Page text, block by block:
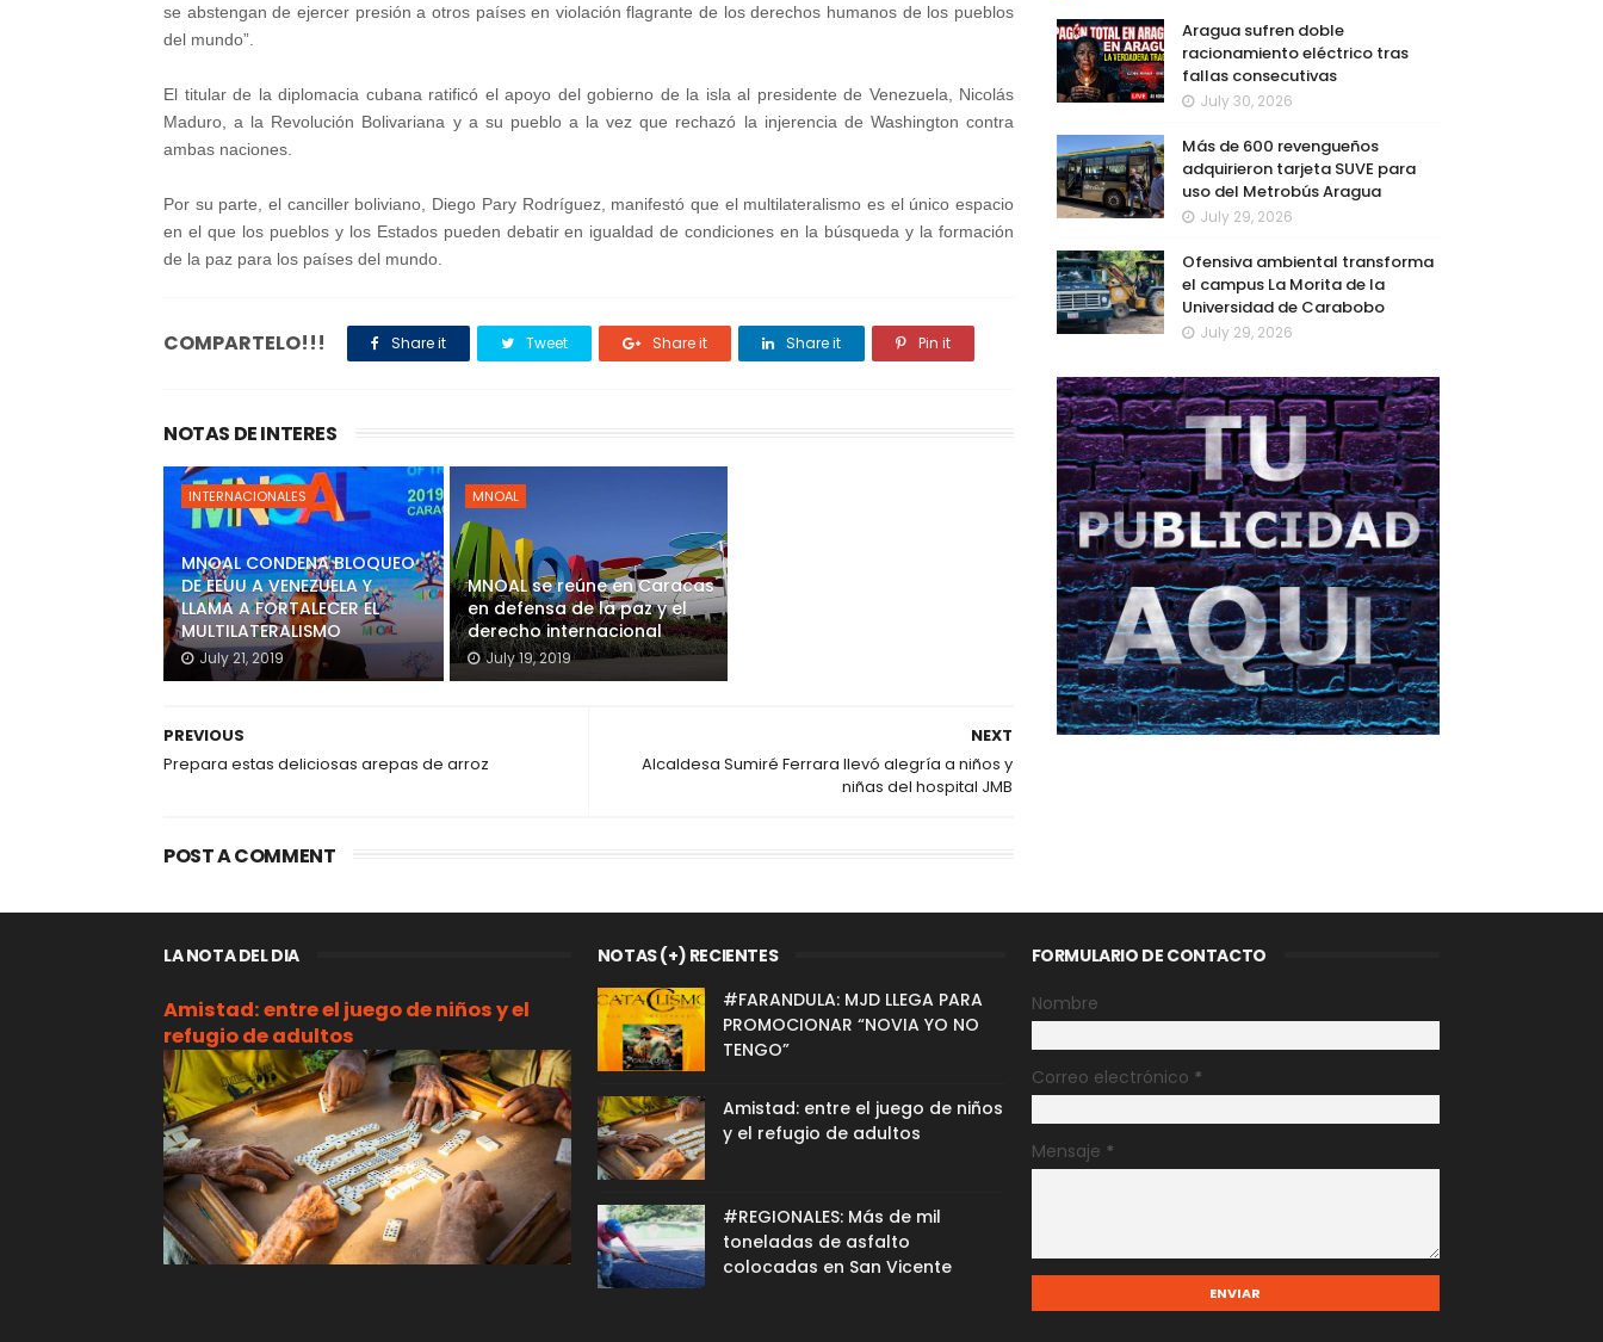
se abstengan de ejercer presión a otros países en violación flagrante de los derechos humanos de los pueblos
del mundo”.
El titular de la diplomacia cubana ratificó el apoyo del gobierno de la isla al presidente de Venezuela, Nicolás
Maduro, a la Revolución Bolivariana y a su pueblo a la vez que rechazó la injerencia de Washington contra
ambas naciones.
Por su parte, el canciller boliviano, Diego Pary Rodríguez, manifestó que el multilateralismo es el único espacio
en el que los pueblos y los Estados pueden debatir en igualdad de condiciones en la búsqueda y la formación
de la paz para los países del mundo.
COMPARTELO!!! Share it Tweet Share it Share it Pin it
NOTAS DE INTERES
INTERNACIONALES
MNOAL CONDENA BLOQUEO
DE EEUU A VENEZUELA Y
LLAMA A FORTALECER EL
MULTILATERALISMO
July 21, 2019
MNOAL
MNOAL se reúne en Caracas
en defensa de la paz y el
derecho internacional
July 19, 2019
NEXT
Alcaldesa Sumiré Ferrara llevó alegría a niños y
niñas del hospital JMB
PREVIOUS
Prepara estas deliciosas arepas de arroz
POST A COMMENT
Aragua sufren doble
racionamiento eléctrico tras
fallas consecutivas
July 30, 2026
Más de 600 revengueños
adquirieron tarjeta SUVE para
uso del Metrobús Aragua
July 29, 2026
Ofensiva ambiental transforma
el campus La Morita de la
Universidad de Carabobo
July 29, 2026
LA NOTA DEL DIA
Amistad: entre el juego de niños y el
refugio de adultos
NOTAS (+) RECIENTES
#FARANDULA: MJD LLEGA PARA
PROMOCIONAR “NOVIA YO NO
TENGO”
Amistad: entre el juego de niños
y el refugio de adultos
#REGIONALES: Más de mil
toneladas de asfalto
colocadas en San Vicente
FORMULARIO DE CONTACTO
Nombre
Correo electrónico *
Mensaje *